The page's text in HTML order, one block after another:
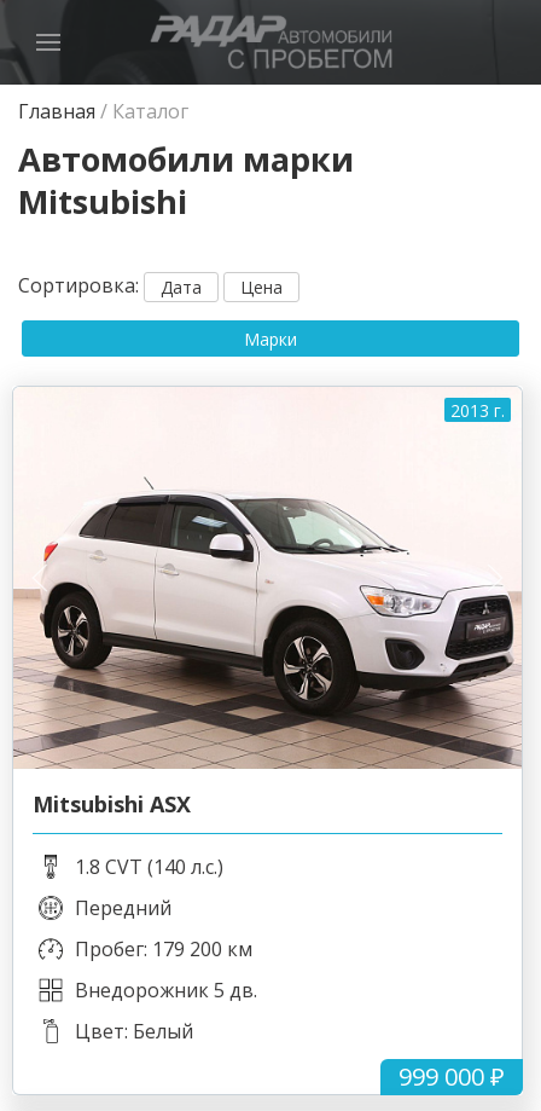
Главная / Каталог
Автомобили марки
Mitsubishi
Сортировка: Дата Цена
Марки
2013 г.
999 000 ₽
Mitsubishi ASX
1.8 CVT (140 л.с.)
Передний
Пробег: 179 200 км
Внедорожник 5 дв.
Цвет: Белый